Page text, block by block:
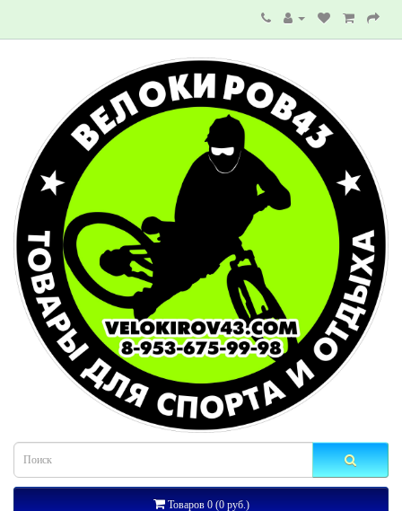
Товаров 0 (0 руб.)